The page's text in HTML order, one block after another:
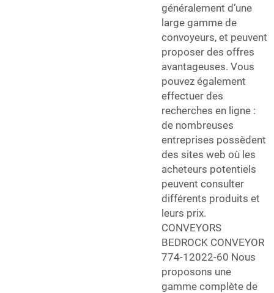
généralement d’une
large gamme de
convoyeurs, et peuvent
proposer des offres
avantageuses. Vous
pouvez également
effectuer des
recherches en ligne :
de nombreuses
entreprises possèdent
des sites web où les
acheteurs potentiels
peuvent consulter
différents produits et
leurs prix.
CONVEYORS
BEDROCK CONVEYOR
774-12022-60 Nous
proposons une
gamme complète de